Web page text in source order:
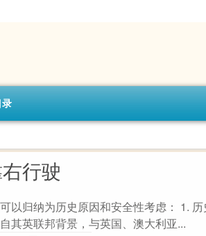
行驶
以归纳为历史原因和安全性考虑： 1.
其英联邦背景，与英国、澳大利亚...